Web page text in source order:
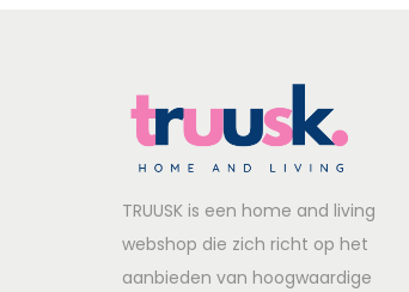
TRUUSK is een home and living
webshop die zich richt op het
aanbieden van hoogwaardige